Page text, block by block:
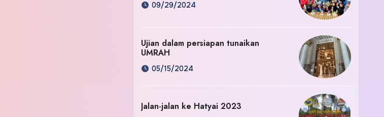
09/29/2024
Ujian dalam persiapan tunaikan
UMRAH
05/15/2024
Jalan-jalan ke Hatyai 2023